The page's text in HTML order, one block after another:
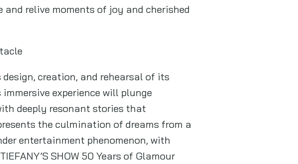
relive moments of joy and cherished
creation, and rehearsal of its
experience will plunge
deeply resonant stories that
the culmination of dreams from a
entertainment phenomenon, with
SHOW 50 Years of Glamour